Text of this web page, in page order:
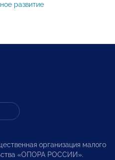
развитие
организация малого
«ОПОРА РОССИИ».